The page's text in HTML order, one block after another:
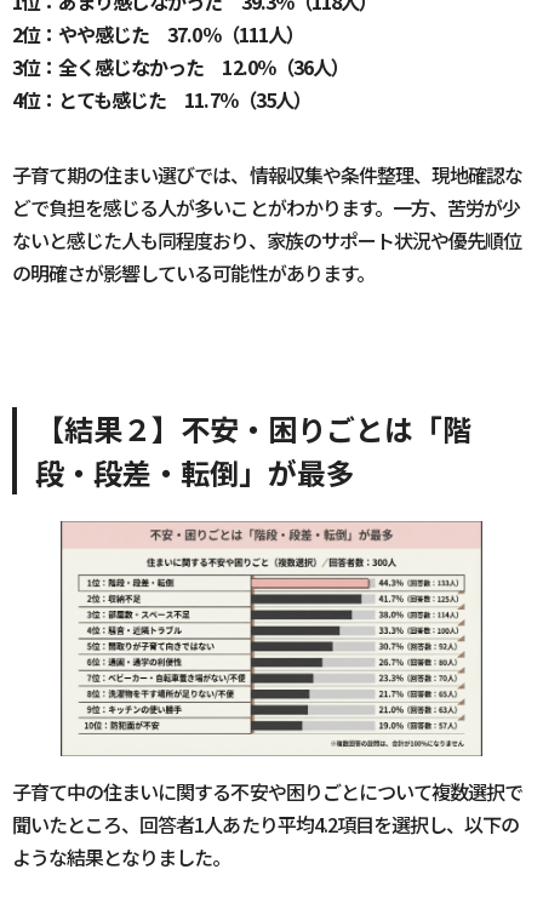
2位：やや感じた 37.0％（111人）
3位：全く感じなかった 12.0％（36人）
4位：とても感じた 11.7％（35人）
子育て期の住まい選びでは、情報収集や条件整理、現地確認な
どで負担を感じる人が多いことがわかります。一方、苦労が少
ないと感じた人も同程度おり、家族のサポート状況や優先順位
の明確さが影響している可能性があります。
【結果２】不安・困りごとは「階
段・段差・転倒」が最多
子育て中の住まいに関する不安や困りごとについて複数選択で
聞いたところ、回答者1人あたり平均4.2項目を選択し、以下の
ような結果となりました。